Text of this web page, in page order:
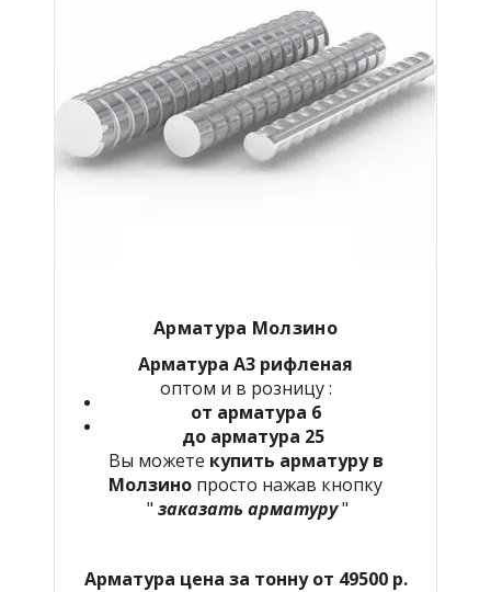
Арматура Молзино
Арматура А3 рифленая
оптом и в розницу :
от арматура 6
до арматура 25
Вы можете купить арматуру в
Молзино просто нажав кнопку
" заказать арматуру"
Арматура цена за тонну от 49500 р.